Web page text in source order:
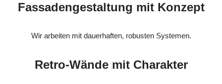
Fassadengestaltung mit Konzept
Wir arbeiten mit dauerhaften, robusten Systemen.
Retro-Wände mit Charakter